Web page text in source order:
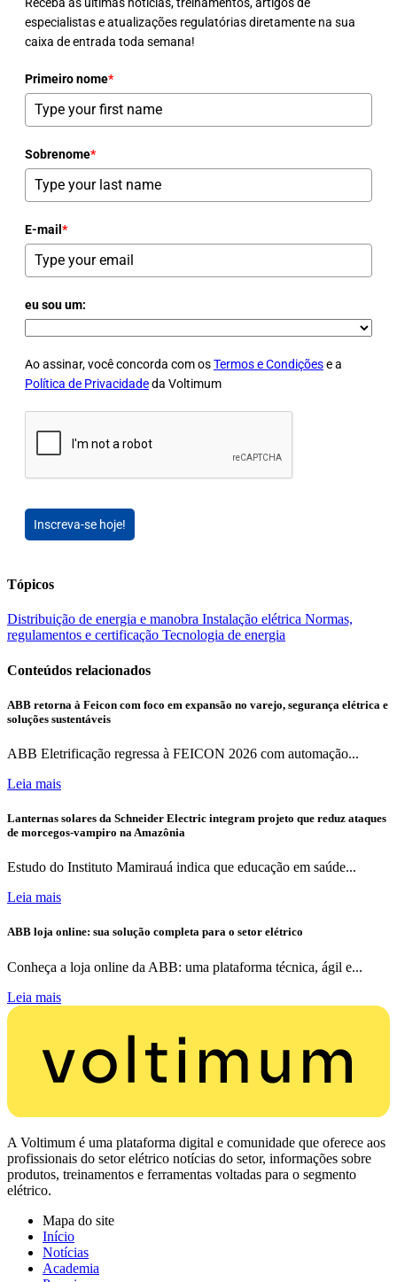
especialistas e atualizações regulatórias diretamente na sua
caixa de entrada toda semana!
Primeiro nome*
Sobrenome*
E-mail *
eu sou um:
Ao assinar, você concorda com osTermos e Condiçõese a
Política de Privacidadeda Voltimum
Inscreva-se hoje!
Tópicos
Distribuição de energia e manobra Instalação elétrica Normas,
regulamentos e certificação Tecnologia de energia
Conteúdos relacionados
ABB retorna à Feicon com foco em expansão no varejo, segurança elétrica e
soluções sustentáveis
ABB Eletrificação regressa à FEICON 2026 com automação...
Leia mais
Lanternas solares da Schneider Electric integram projeto que reduz ataques
de morcegos-vampiro na Amazônia
Estudo do Instituto Mamirauá indica que educação em saúde...
Leia mais
ABB loja online: sua solução completa para o setor elétrico
Conheça a loja online da ABB: uma plataforma técnica, ágil e...
Leia mais
A Voltimum é uma plataforma digital e comunidade que oferece aos
profissionais do setor elétrico notícias do setor, informações sobre
produtos, treinamentos e ferramentas voltadas para o segmento
elétrico.
Mapa do site
Início
Notícias
Academia